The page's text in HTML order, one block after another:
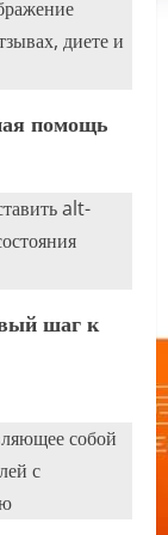
помощь
шаг к